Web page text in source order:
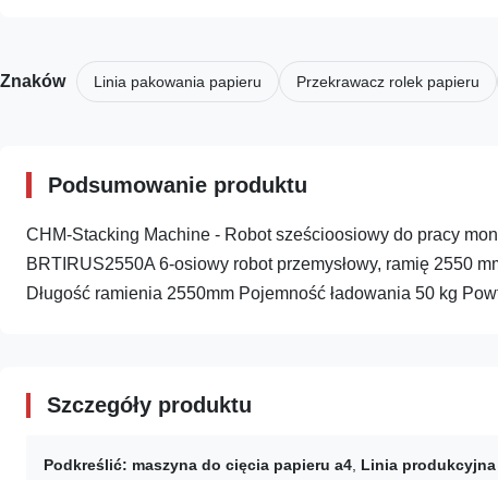
Znaków Linia pakowania papieru Przekrawacz rolek papieru
Podsumowanie produktu
CHM-Stacking Machine - Robot sześcioosiowy do pracy
BRTIRUS2550A 6-osiowy robot przemysłowy, ramię 2550
Długość ramienia 2550mm Pojemność ładowania 50 kg
Szczegóły produktu
Podkreślić: maszyna do cięcia papieru a4 Linia produkcyjna